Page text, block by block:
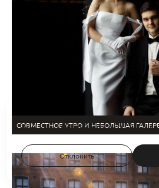
На сайте используются файлы cookie для
посещаемости.Политика
Отклонить